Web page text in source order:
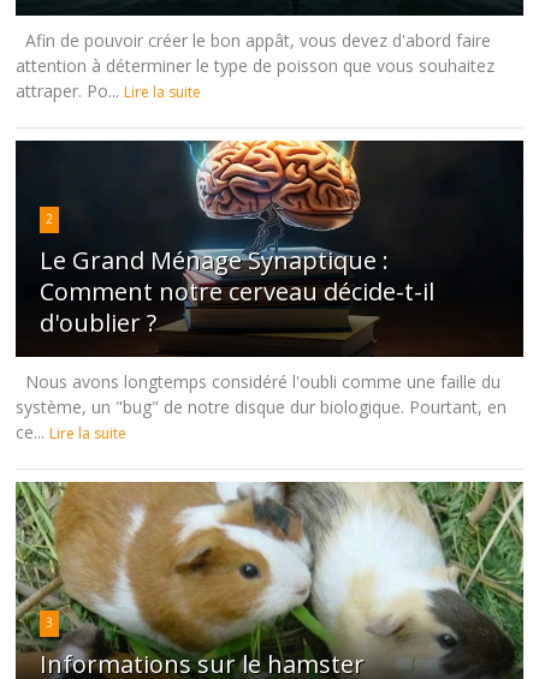
Afin de pouvoir créer le bon appât, vous devez d'abord faire
attention à déterminer le type de poisson que vous souhaitez
attraper. Po... Lire la suite
2
Le Grand Ménage Synaptique :
Comment notre cerveau décide-t-il
d'oublier ?
Nous avons longtemps considéré l'oubli comme une faille du
système, un "bug" de notre disque dur biologique. Pourtant, en
ce... Lire la suite
3
Informations sur le hamster